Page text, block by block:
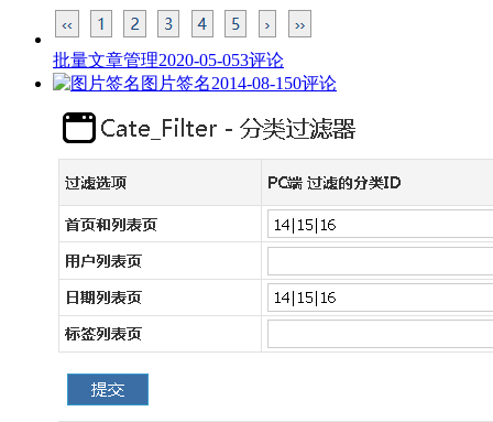
批量文章管理2020-05-053评论
图片签名2014-08-150评论